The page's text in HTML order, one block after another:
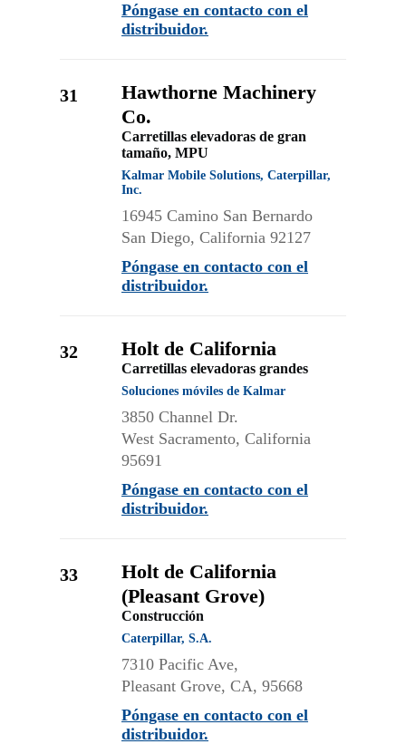
Póngase en contacto con el
distribuidor.
31
Hawthorne Machinery
Co.
Carretillas elevadoras de gran
tamaño, MPU
Kalmar Mobile Solutions, Caterpillar,
Inc.
16945 Camino San Bernardo
San Diego, California 92127
Póngase en contacto con el
distribuidor.
32 Holt de California
Carretillas elevadoras grandes
Soluciones móviles de Kalmar
3850 Channel Dr.
West Sacramento, California
95691
Póngase en contacto con el
distribuidor.
33
Holt de California
(Pleasant Grove)
Construcción
Caterpillar, S.A.
7310 Pacific Ave,
Pleasant Grove, CA, 95668
Póngase en contacto con el
distribuidor.